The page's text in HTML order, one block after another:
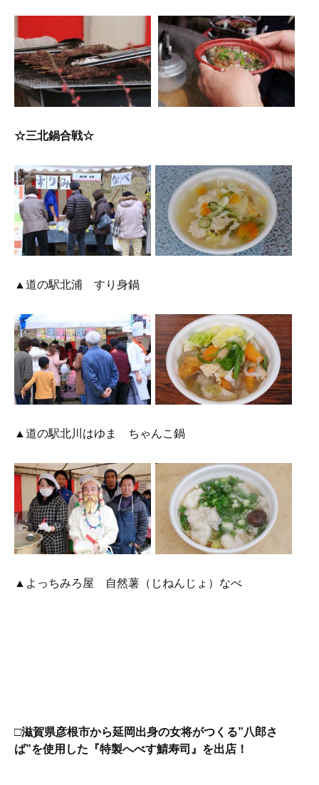
☆三北鍋合戦☆
▲道の駅北浦 すり身鍋
▲道の駅北川はゆま ちゃんこ鍋
▲よっちみろ屋 自然薯（じねんじょ）なべ
□滋賀県彦根市から延岡出身の女将がつくる”八郎さ
ば”を使用した『特製へべす鯖寿司』を出店！